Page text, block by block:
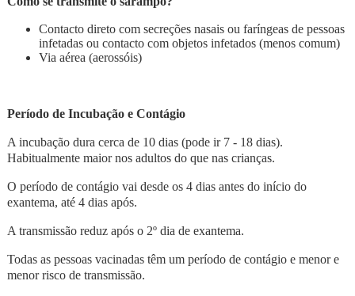
Contacto direto com secreções nasais ou faríngeas de pessoas
infetadas ou contacto com objetos infetados (menos comum)
Via aérea (aerossóis)
Período de Incubação e Contágio
A incubação dura cerca de 10 dias (pode ir 7 - 18 dias).
Habitualmente maior nos adultos do que nas crianças.
O período de contágio vai desde os 4 dias antes do início do
exantema, até 4 dias após.
A transmissão reduz após o 2º dia de exantema.
Todas as pessoas vacinadas têm um período de contágio e menor e
menor risco de transmissão.